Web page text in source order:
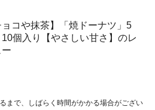
ョコや抹茶】「焼ドーナツ」5
個入り【やさしい甘さ】のレ
ー
まで、しばらく時間がかかる場合がござい